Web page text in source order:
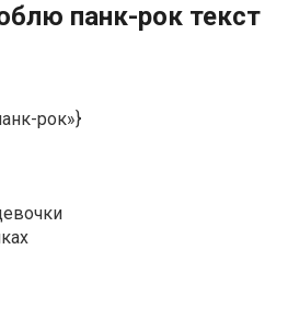
пaнк-poк текст
рок»}